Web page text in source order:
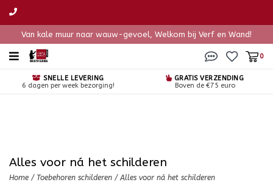
Van kale muur naar wauw-gevoel, Welkom bij Verf en Wand!
0
SNELLE LEVERING
6 dagen per week bezorging!
GRATIS VERZENDING
Boven de €75 euro
Alles voor ná het schilderen
Home / Toebehoren schilderen / Alles voor ná het schilderen